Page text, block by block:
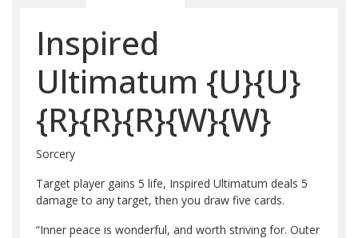
Inspired
Ultimatum {U}{U}
{R}{R}{R}{W}{W}
Sorcery
Target player gains 5 life, Inspired Ultimatum deals 5
damage to any target, then you draw five cards.
“Inner peace is wonderful, and worth striving for. Outer